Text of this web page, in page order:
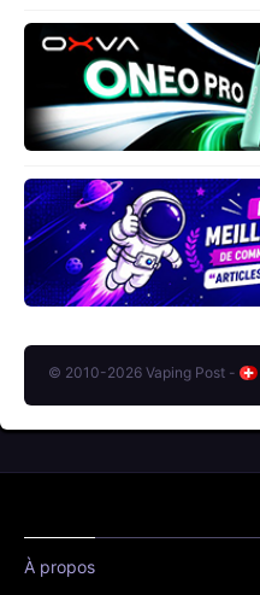
© 2010-2026 Vaping Post -
À propos